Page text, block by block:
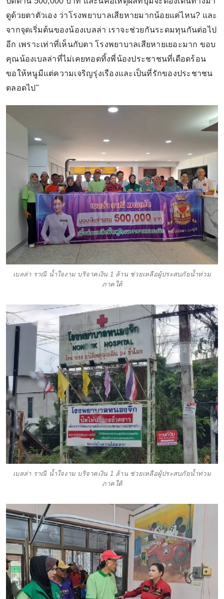
ดูด้วยตาตัวเอง ว่าโรงพยาบาลเสียหายมากน้อยแค่ไหน? และ
จากจุดเริ่มต้นของน้องเบลล่า เราจะช่วยกันระดมทุนกันต่อไป
อีก เพราะเท่าที่เห็นกับตา โรงพยาบาลเสียหายเยอะมาก ขอบ
คุณน้องเบลล่าที่ไม่เคยทอดทิ้งพี่น้องประชาชนที่เดือดร้อน
ขอให้หนูมีแต่ความเจริญรุ่งเรืองและเป็นที่รักของประชาชน
ตลอดไป"
เบลล่า ราณี น้ำใจงาม บริจาคเงิน 1 ล้าน ช่วยเหลือผู้ประสบภัยน้ำท่วม
ภาคใต้
เบลล่า ราณี น้ำใจงาม บริจาคเงิน 1 ล้าน ช่วยเหลือผู้ประสบภัยน้ำท่วม
ภาคใต้